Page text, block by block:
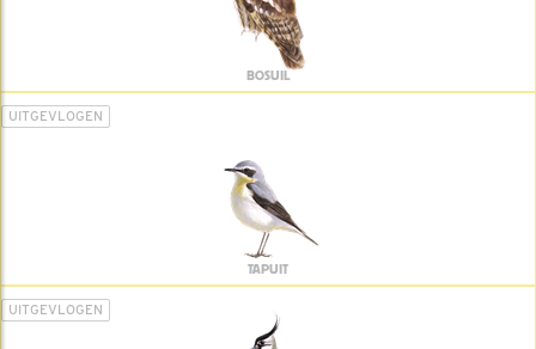
BOSUIL
UITGEVLOGEN
TAPUIT
UITGEVLOGEN